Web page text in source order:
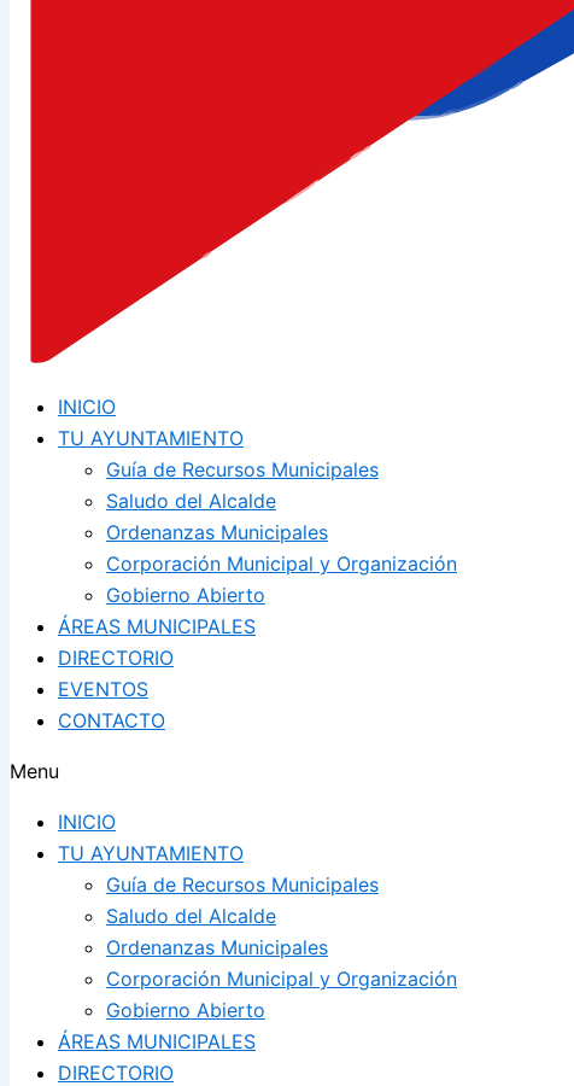
INICIO
TU AYUNTAMIENTO
Guía de Recursos Municipales
Saludo del Alcalde
Ordenanzas Municipales
Corporación Municipal y Organización
Gobierno Abierto
ÁREAS MUNICIPALES
DIRECTORIO
EVENTOS
CONTACTO
Menu
INICIO
TU AYUNTAMIENTO
Guía de Recursos Municipales
Saludo del Alcalde
Ordenanzas Municipales
Corporación Municipal y Organización
Gobierno Abierto
ÁREAS MUNICIPALES
DIRECTORIO